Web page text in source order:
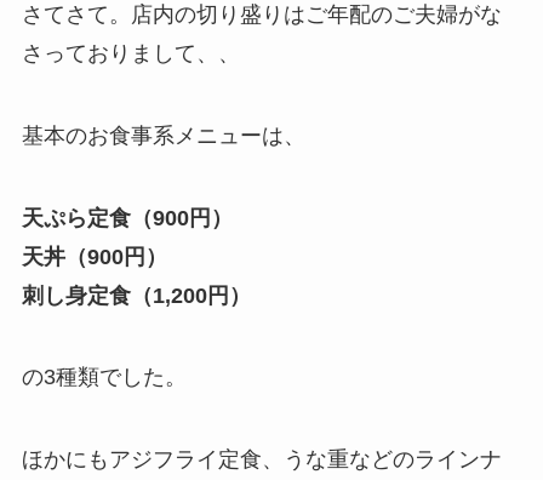
さてさて。店内の切り盛りはご年配のご夫婦がな
さっておりまして、、
基本のお食事系メニューは、
天ぷら定食（900円）
天丼（900円）
刺し身定食（1,200円）
の3種類でした。
ほかにもアジフライ定食、うな重などのラインナ